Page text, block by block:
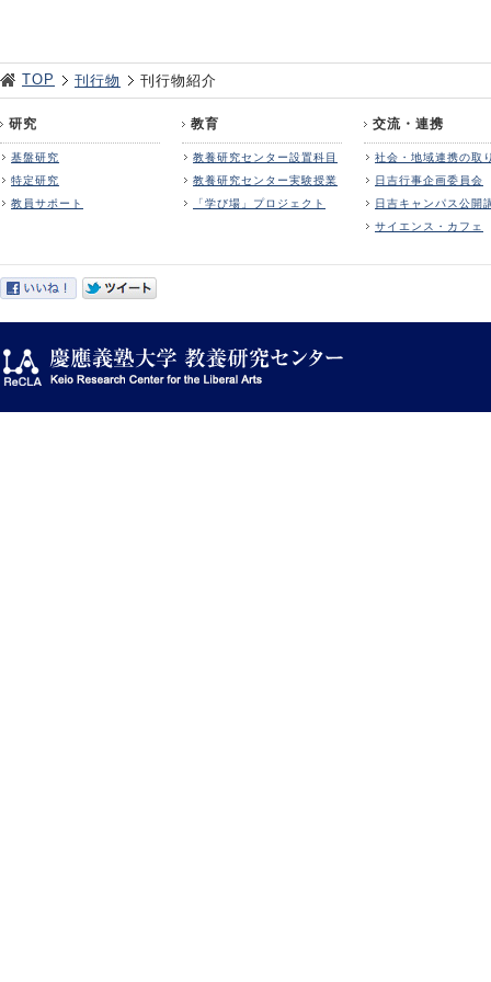
TOP 刊行物 刊行物紹介
研究
基盤研究
特定研究
教員サポート
教育
教養研究センター設置科目
教養研究センター実験授業
「学び場」プロジェクト
交流・連携
社会・地域連携の取
日吉行事企画委員会
日吉キャンパス公開
サイエンス・カフェ